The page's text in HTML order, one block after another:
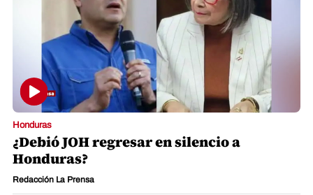
Honduras
¿Debió JOH regresar en silencio a
Honduras?
Redacción La Prensa